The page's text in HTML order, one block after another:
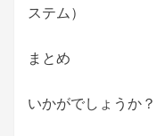
ステム）
まとめ
いかがでしょうか？